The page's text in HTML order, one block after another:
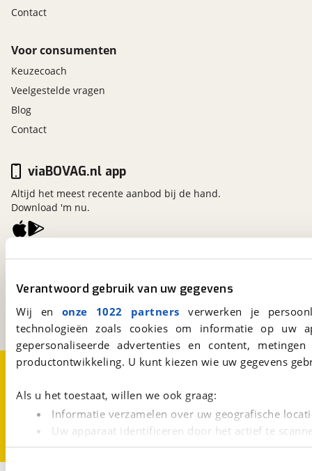
Verantwoord gebruik van uw gegevens
Wij en onze 1022 partners verwerken je
technologieën zoals cookies om informatie op
gepersonaliseerde advertenties en content,
productontwikkeling. U kunt kiezen wie uw gegevens
Als u het toestaat, willen we ook graag:
Informatie verzamelen over uw geografische
Uw apparaat identificeren door het actief te
Lees meer over hoe uw persoonlijke gegevens worden
Contact
Voor consumenten
Keuzecoach
Veelgestelde vragen
Blog
Contact
viaBOVAG.nl
3981 AJ Bunnik
Een initiatief van
BOVAG
viaBOVAG.nl app
Altijd het meest recente aanbod bij de hand.
Download 'm nu.
Over viaBOVAG.nlDisclaimer- en Privacyverklaring